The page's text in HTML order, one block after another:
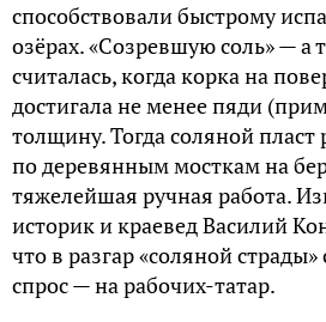
способствовали быстрому
озёрах. «Созревшую соль» — а
считалась, когда корка на
достигала не менее пяди
толщину. Тогда соляной
по деревянным мосткам на
тяжелейшая ручная работа.
историк и краевед Василий
что в разгар «соляной
спрос — на рабочих-татар.